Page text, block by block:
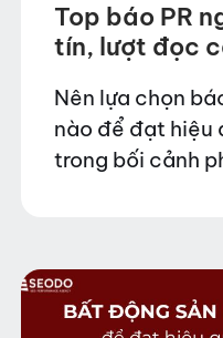
Top báo PR
tín, lượt đọc
Nên lựa chọn
nào để đạt hiệu
trong bối cảnh